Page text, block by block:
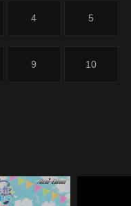
級的E級，被烙
4 5
9 10